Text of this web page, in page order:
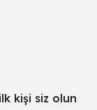
kişi siz olun